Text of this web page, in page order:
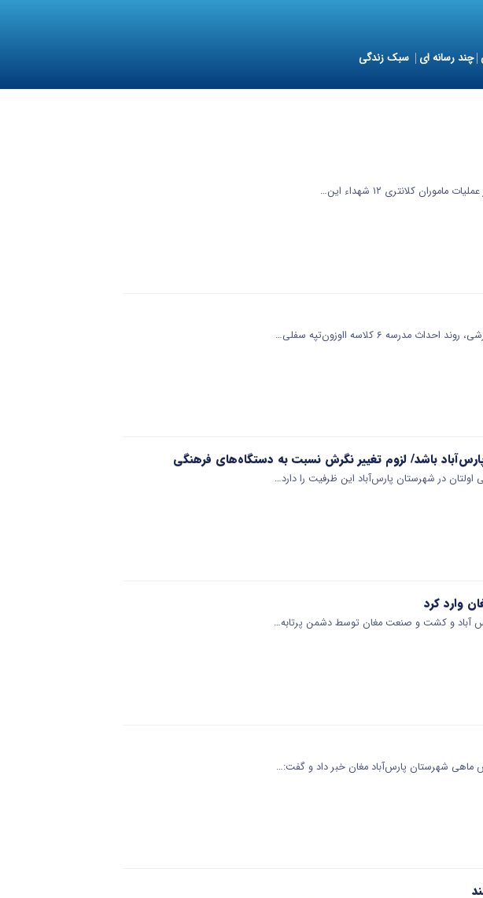
چند رسانه ای سبک زندگی
کلانتری ۱۲ شهداء این…
۶ کلاسه ااوزون‌تپه سفلی…
باشد/ لزوم تغییر نگرش نسبت به دستگاه‌های فرهنگی
در شهرستان پارس‌آباد این ظرفیت را دارد…
وارد کرد
آباد و کشت و صنعت مغان توسط دشمن پرتابه…
ماهی شهرستان پارس‌آباد مغان خبر داد و گفت:…